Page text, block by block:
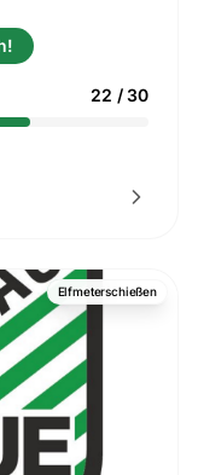
22 /30
Elfmeterschießen